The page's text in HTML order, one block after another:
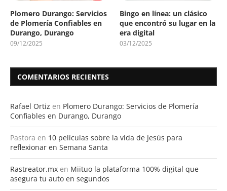
Plomero Durango: Servicios
de Plomería Confiables en
Durango, Durango
09/12/2025
Bingo en línea: un clásico
que encontró su lugar en la
era digital
03/12/2025
COMENTARIOS RECIENTES
Rafael Ortiz en Plomero Durango: Servicios de Plomería
Confiables en Durango, Durango
Pastora en 10 películas sobre la vida de Jesús para
reflexionar en Semana Santa
Rastreator.mx en Miituo la plataforma 100% digital que
asegura tu auto en segundos